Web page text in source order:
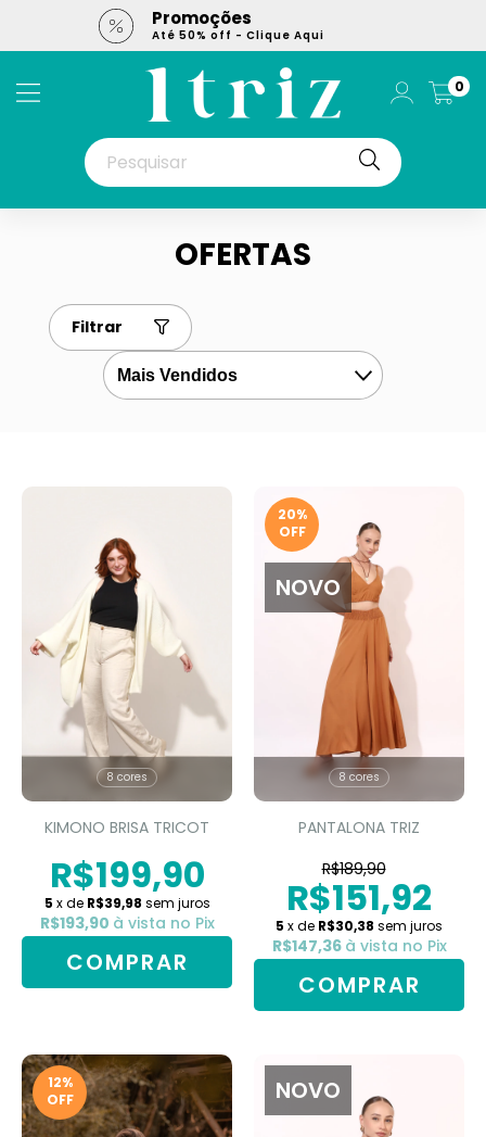
5% OFF no Cupom
Cupom: PRIMEIRACOMPRA
0
OFERTAS
Filtrar
8 cores
KIMONO BRISA TRICOT
R$199,90
5 x de R$39,98 sem juros
R$193,90 à vista no Pix
COMPRAR
20%
OFF
NOVO
8 cores
PANTALONA TRIZ
R$189,90
R$151,92
5 x de R$30,38 sem juros
R$147,36 à vista no Pix
COMPRAR
12%
OFF
NOVO